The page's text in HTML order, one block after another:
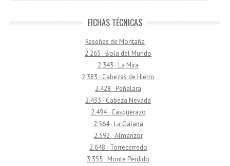
FICHAS TÉCNICAS
Reseñas de Montaña
2.265 · Bola del Mundo
2.343 · La Mira
2.383 · Cabezas de Hierro
2.428 · Peñalara
2.433 · Cabeza Nevada
2.494 · Casquerazo
2.564 · La Galana
2.592 · Almanzor
2.648 · Torrecerredo
3.355 · Monte Perdido